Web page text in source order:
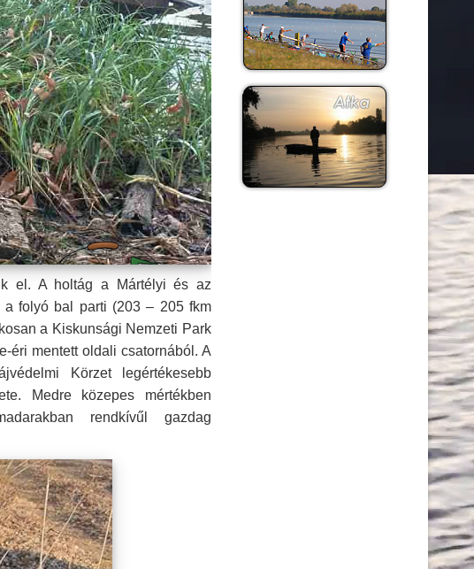
el. A holtág a Mártélyi és az
a folyó bal parti (203 – 205 fkm
a Kiskunsági Nemzeti Park
éri mentett oldali csatornából. A
Körzet legértékesebb
Medre közepes mértékben
rendkívűl gazdag